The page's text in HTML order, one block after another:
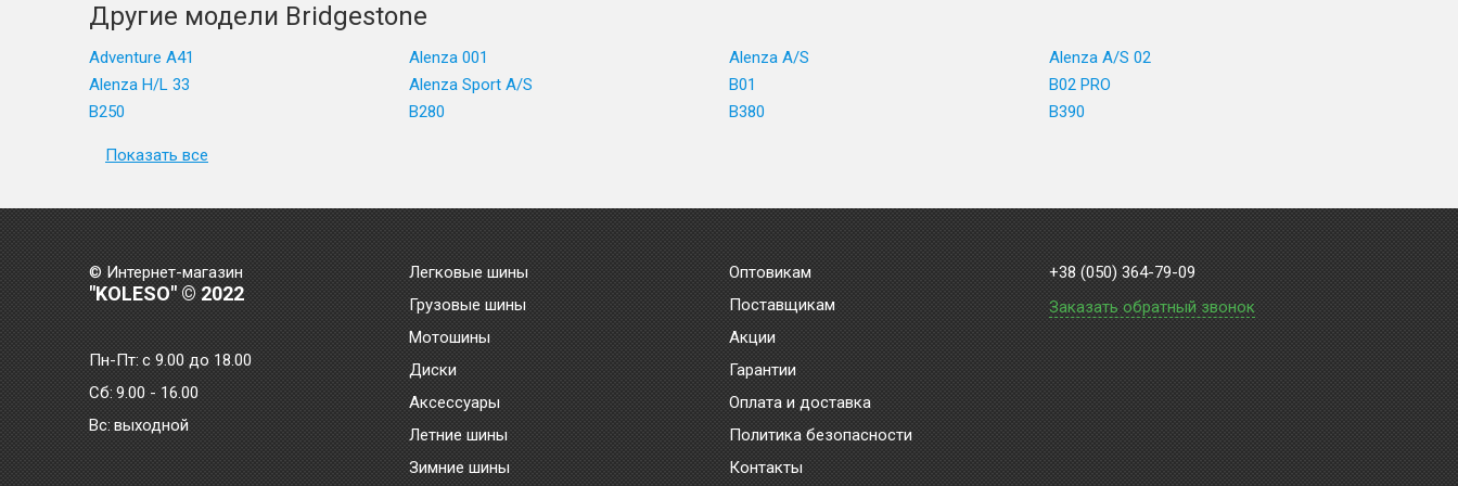
Другие модели Bridgestone
Adventure A41 Alenza 001 Alenza A/S
Alenza A/S 02
Alenza H/L 33
Alenza Sport A/S B01
B02 PRO
B250
B280 B380 B390
Показать все
© Интернет-магазин
"KOLESO" © 2022
Пн-Пт:с 9.00 до 18.00
Сб: 9.00 - 16.00
Bc: выходной
Легковые шины
Грузовые шины
Мотошины
Диски
Аксессуары
Летние шины
Зимние шины
Оптовикам
Поставщикам
Акции
Гарантии
Оплата и доставка
Политика безопасности
Контакты
+38 (050) 364-79-09
Заказать обратный звонок